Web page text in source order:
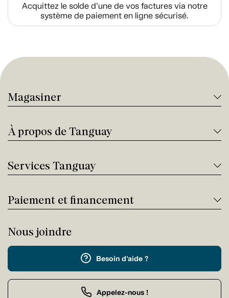
Acquittez le solde d’une de vos factures via notre
système de paiement en ligne sécurisé.
Magasiner
À propos de Tanguay
Services Tanguay
Paiement et financement
Nous joindre
Besoin d'aide ?
Appelez-nous !